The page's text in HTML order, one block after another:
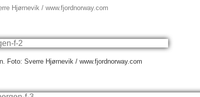
Hjørnevik / www.fjordnorway.com
Foto: Sverre Hjørnevik / www.fjordnorway.com